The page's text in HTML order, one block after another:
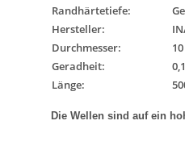
Randhärtetiefe:
Hersteller:
Durchmesser:
Geradheit:
Länge:
Die Wellen sind auf ein